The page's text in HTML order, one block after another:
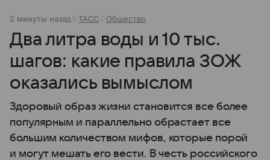
2 минуты назад ТАСС Общество
Два литра воды и 10 тыс.
шагов: какие правила ЗОЖ
оказались вымыслом
Здоровый образ жизни становится все более
популярным и параллельно обрастает все
большим количеством мифов, которые порой
и могут мешать его вести. В честь российского